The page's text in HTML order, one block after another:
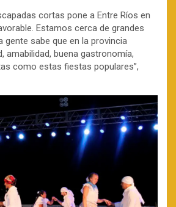
cortas pone a Entre Ríos en
Estamos cerca de grandes
gente sabe que en la provincia
amabilidad, buena gastronomía,
como estas fiestas populares”,